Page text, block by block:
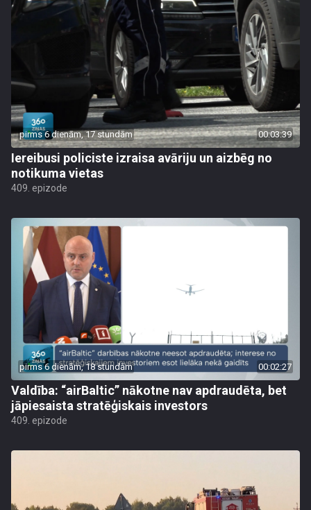
pirms 6 dienām, 17 stundām 00:03:39
Iereibusi policiste izraisa avāriju un aizbēg no
notikuma vietas
409. epizode
pirms 6 dienām, 18 stundām 00:02:27
Valdība: “airBaltic” nākotne nav apdraudēta, bet
jāpiesaista stratēģiskais investors
409. epizode